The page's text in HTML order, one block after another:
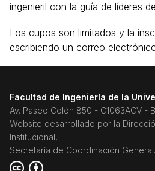
ingenieril con la guía de líderes
Los cupos son limitados y la
escribiendo un correo
Facultad de Ingeniería de la
Av. Paseo Colón 850 - C1063ACV -
Website desarrollado por la
Institucional,
Secretaría de Coordinación General.